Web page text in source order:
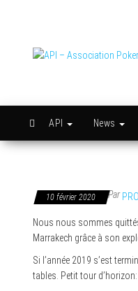
API News
10 février 2020 Par
Nous nous sommes
Marrakech grâce à son
Si l’année 2019 s’est
tables. Petit tour d’horizon: